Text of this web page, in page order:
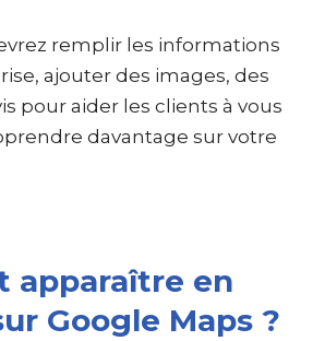
remplir les informations
ajouter des images, des
pour aider les clients à vous
davantage sur votre
apparaître en
Google Maps ?